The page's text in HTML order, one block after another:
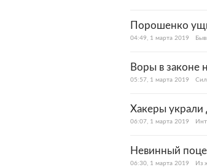
Порошенко
04:49, 1 марта 2019
Воры в законе
05:57, 1 марта 2019
Хакеры украли
06:07, 1 марта 2019
Невинный
06:30, 1 марта 2019 Из